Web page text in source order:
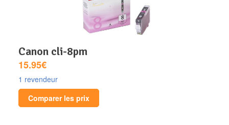
canon cli-8pm
15.95€
1 revendeur
Comparer les prix